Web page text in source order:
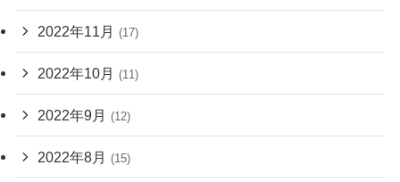
2022年11月 (17)
2022年10月 (11)
2022年9月 (12)
2022年8月 (15)